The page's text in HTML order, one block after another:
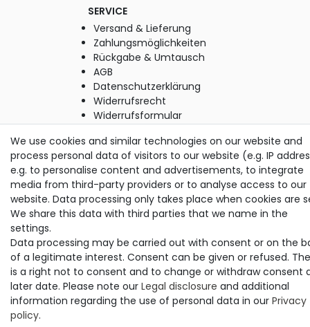
SERVICE
Versand & Lieferung
Zahlungsmöglichkeiten
Rückgabe & Umtausch
AGB
Datenschutzerklärung
Widerrufsrecht
Widerrufsformular
© Copyright M. Thielemann GmbH 2020 | Alle Rechte
vorbehalten.
alle Preise inkl. gesetzlicher MwSt. | zzgl. Versandkosten
We use cookies and similar technologies on our website and
process personal data of visitors to our website (e.g. IP
e.g. to personalise content and advertisements, to integrate
media from third-party providers or to analyse access to our
website. Data processing only takes place when cookies are
We share this data with third parties that we name in the
settings.
Data processing may be carried out with consent or on the
of a legitimate interest. Consent can be given or refused.
is a right not to consent and to change or withdraw consent
later date. Please note our Legal disclosure and additional
information regarding the use of personal data in our Privacy
policy.